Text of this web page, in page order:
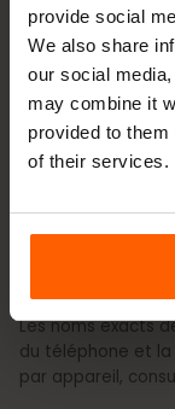
provide social
We also share
our social
may combine it
provided to
of their services.
(iOS)
Les noms exacts
du téléphone et la
par appareil,